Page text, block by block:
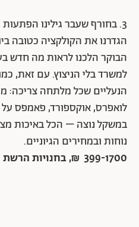
3. בחורף שעבר גילינו
הגדרנו את הקולקציה כטובה
הבוקר הלכנו לראות מה חדש
למשרד בלי הניצוץ. עם זאת,
הנעליים שכל מלתחה צריכה:
לואפרס, אוקספורד, פאמפס על
במשקל נוצה – הכל באיכות
נוחות ובמחירים הגיוניים.
399-1700 ₪, בחנויות הרשת